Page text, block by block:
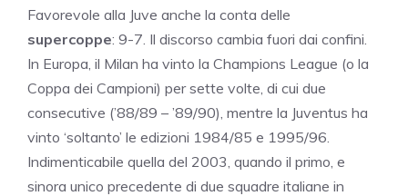
Favorevole alla Juve anche la conta delle
supercoppe: 9-7. Il discorso cambia fuori dai confini.
In Europa, il Milan ha vinto la Champions League (o la
Coppa dei Campioni) per sette volte, di cui due
consecutive (’88/89 – ’89/90), mentre la Juventus ha
vinto ‘soltanto’ le edizioni 1984/85 e 1995/96.
Indimenticabile quella del 2003, quando il primo, e
sinora unico precedente di due squadre italiane in